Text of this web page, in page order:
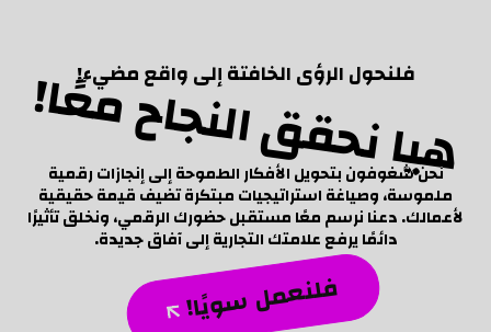
فلنحول الرؤى الخافتة إلى واقع مضيء!
هيا نحقق النجاح معًا!
نحن شغوفون بتحويل الأفكار الطموحة إلى إنجازات رقمية
ملموسة، وصياغة استراتيجيات مبتكرة تضيف قيمة حقيقية
لأعمالك. دعنا نرسم معًا مستقبل حضورك الرقمي، ونخلق تأثيرًا
دائمًا يرفع علامتك التجارية إلى آفاق جديدة.
فلنعمل سويًا!